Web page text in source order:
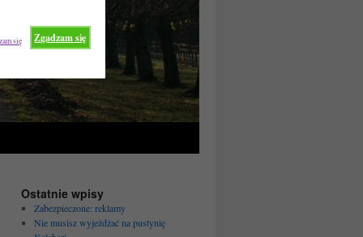
Zgadzam się
się
Ostatnie wpisy
Zabezpieczone: reklamy
Nie musisz wyjeżdżać na pustynię